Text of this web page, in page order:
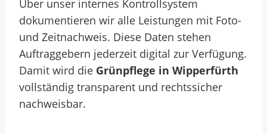
Über unser internes Kontrollsystem
dokumentieren wir alle Leistungen mit Foto-
und Zeitnachweis. Diese Daten stehen
Auftraggebern jederzeit digital zur Verfügung.
Damit wird die Grünpflege in Wipperfürth
vollständig transparent und rechtssicher
nachweisbar.